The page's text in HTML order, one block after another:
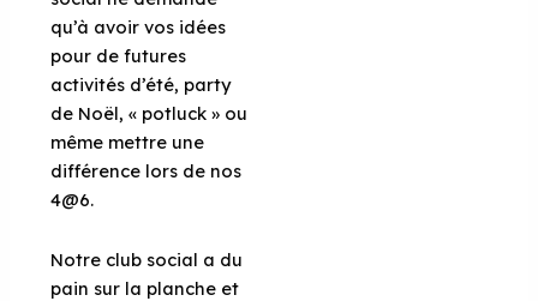
qu’à avoir vos idées
pour de futures
activités d’été, party
de Noël, « potluck » ou
même mettre une
différence lors de nos
4@6.
Notre club social a du
pain sur la planche et